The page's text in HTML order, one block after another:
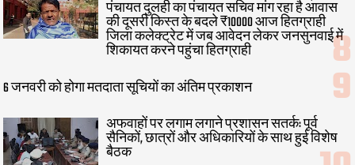
पंचायत दुलही का पंचायत सचिव मांग रहा है आवास
की दूसरी किस्त के बदले ₹10000 आज हितग्राही
जिला कलेक्ट्रेट में जब आवेदन लेकर जनसुनवाई में
शिकायत करने पहुंचा हितग्राही
6 जनवरी को होगा मतदाता सूचियों का अंतिम प्रकाशन
अफवाहों पर लगाम लगाने प्रशासन सतर्क: पूर्व
सैनिकों, छात्रों और अधिकारियों के साथ हुई विशेष
बैठक